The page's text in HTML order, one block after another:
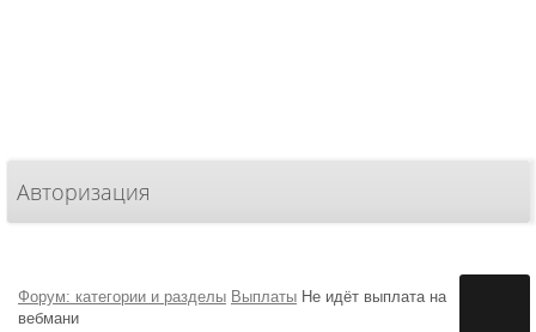
Авторизация
Форум: категории и разделы Выплаты Не идёт выплата на
вебмани